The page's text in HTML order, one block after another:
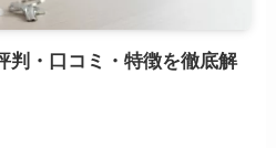
判・口コミ・特徴を徹底解